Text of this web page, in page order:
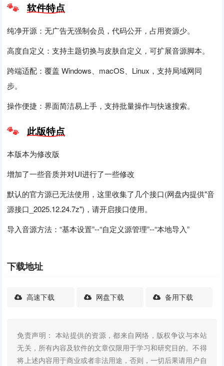
软件特点
纯净开源：无广告无强制会员，代码公开，占用资源少。
高度自定义：支持主题切换与皮肤自定义，可扩展音源脚本。
跨端适配：覆盖 Windows、macOS、Linux，支持局域网同
步。
操作便捷：界面简洁易上手，支持批量操作与快速搜索。
此版特点
本版本为修改版
增加了一些音质并对UI进行了一些修改
默认的官方源已无法使用，这里收集了几个接口(网盘内提供"音
源接口_2025.12.24.7z")，请开启接口使用。
导入音源方法：“基本设置”--“自定义源管理”--“本地导入”
下载地址
高速下载 网盘下载 备用下载
免责声明： 本站提供的资源，都来自网络，版权争议与本站
无关，所有内容及软件的文章仅限用于学习和研究目的。不得
将上述内容用于商业或者非法用途，否则，一切后果请用户自